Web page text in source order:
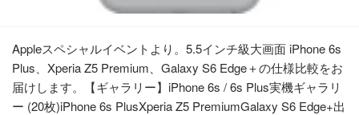
Appleスペシャルイベントより。5.5インチ級大画面 iPhone 6s
Plus、Xperia Z5 Premium、Galaxy S6 Edge＋の仕様比較をお
届けします。【ギャラリー】iPhone 6s / 6s Plus実機ギャラリ
ー (20枚)iPhone 6s PlusXperia Z5 PremiumGalaxy S6 Edge+出